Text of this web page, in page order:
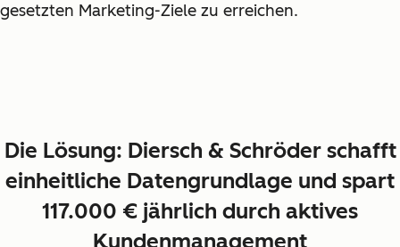
gesetzten Marketing-Ziele zu erreichen.
Die Lösung: Diersch & Schröder schafft
einheitliche Datengrundlage und spart
117.000 € jährlich durch aktives
Kundenmanagement